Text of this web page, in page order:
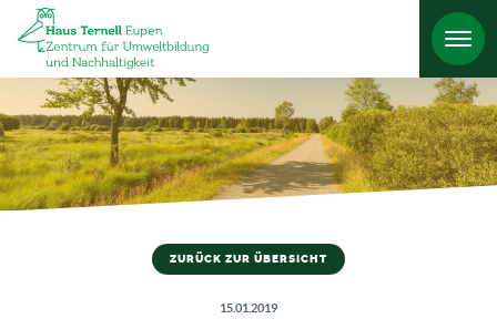
ZURÜCK ZUR ÜBERSICHT
15.01.2019